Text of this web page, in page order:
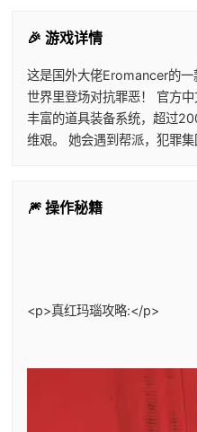
🎉 游戏详情
这是国外大佬Eromancer的一
世界里登场对抗罪恶！ 官方
丰富的道具装备系统，超过
维艰。 她会遇到帮派，犯罪
🎆 操作秘籍
<p>真红玛瑙攻略:</p>